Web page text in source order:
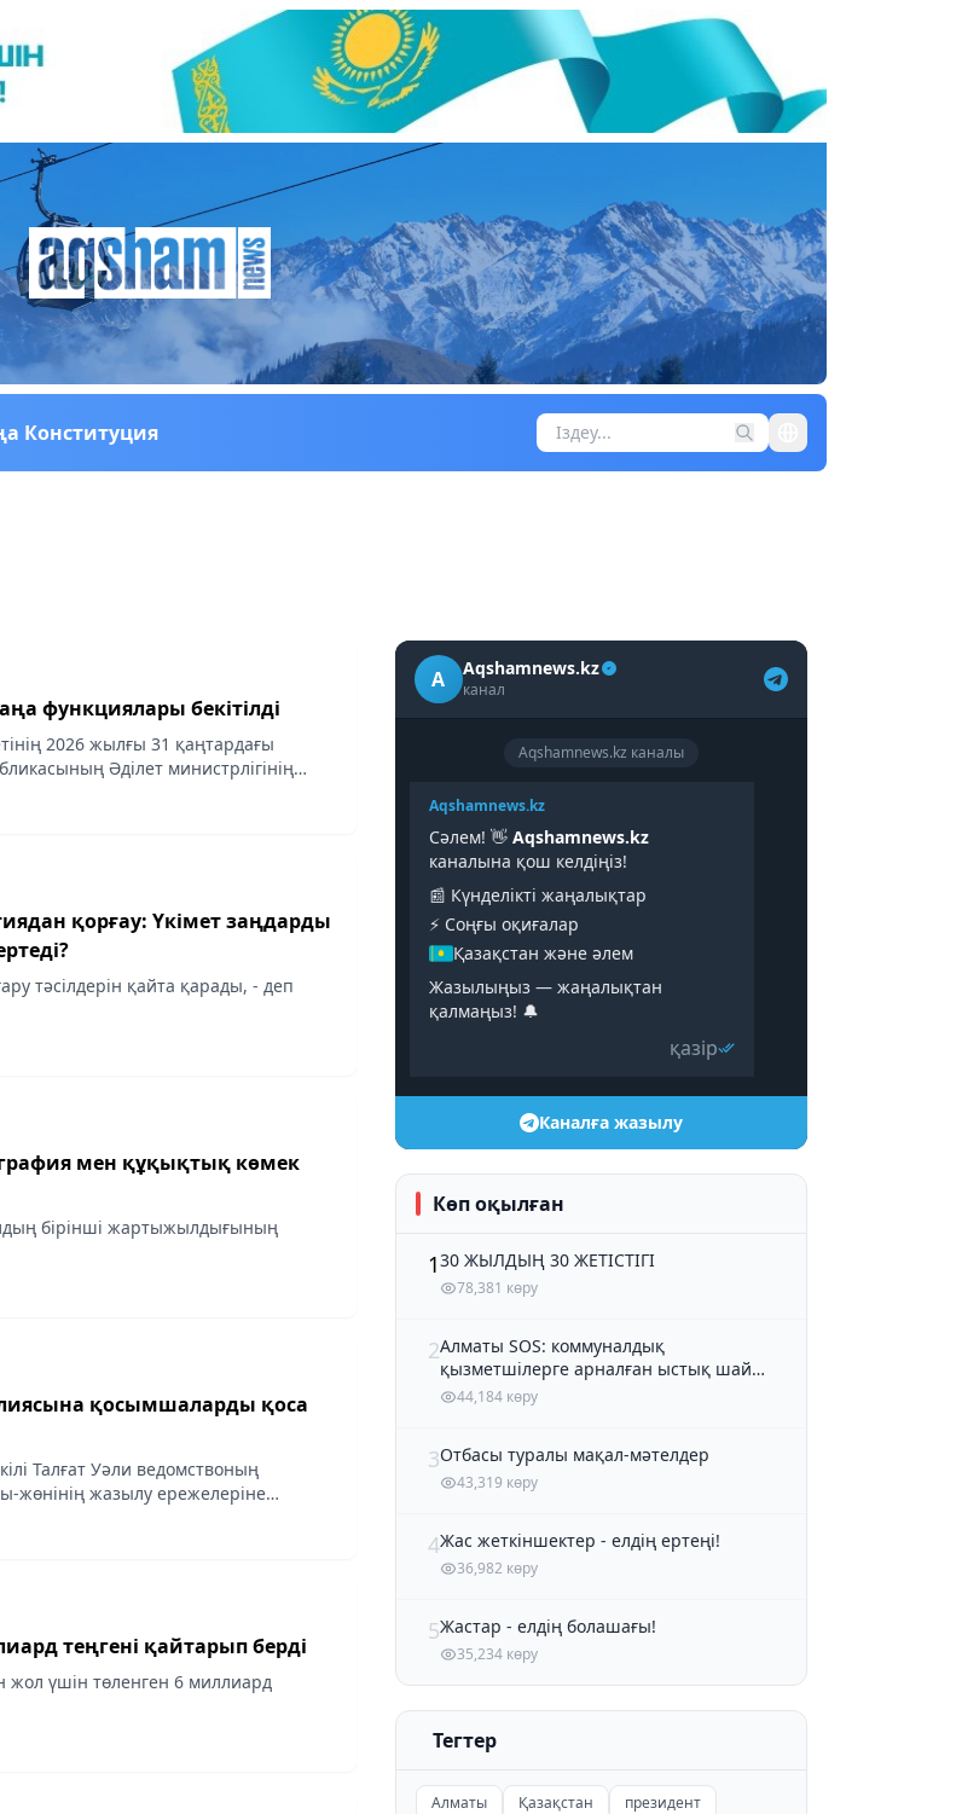
Конституция
функциялары бекітілді
2026 жылғы 31 қаңтардағы
Әділет министрлігінің
мен толықтырулар енгізілді, деп
қорғау: Үкімет заңдарды
тәсілдерін қайта қарады, - деп
мен құқықтық көмек
бірінші жартыжылдығының
қосымшаларды қоса
Талғат Уәли ведомствоның
жөнінің жазылу ережелеріне
айтты, деп хабарлайды
теңгені қайтарып берді
жол үшін төленген 6 миллиард
A Aqshamnews.kz
канал
Aqshamnews.kz каналы
Aqshamnews.kz
Сәлем! 👋 Aqshamnews.kz
каналына қош келдіңіз!
📰 Күнделікті жаңалықтар
⚡️ Соңғы оқиғалар
Қазақстан және әлем
Жазылыңыз — жаңалықтан
қалмаңыз! 🔔
қазір
Каналға жазылу
Көп оқылған
130 ЖЫЛДЫҢ 30 ЖЕТІСТІГІ
78,381 көру
2Алматы SOS: коммуналдық
қызметшілерге арналған ыстық шай
және кондитер өнімдері
44,184 көру
3Отбасы туралы мақал-мәтелдер
43,319 көру
4Жас жеткіншектер - елдің ертеңі!
36,982 көру
5Жастар - елдің болашағы!
35,234 көру
Тегтер
Алматы Қазақстан
президент